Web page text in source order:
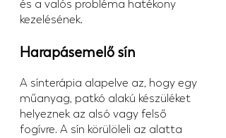
és a valós probléma hatékony
kezelésének.
Harapásemelő sín
A sínterápia alapelve az, hogy egy
műanyag, patkó alakú készüléket
helyeznek az alsó vagy felső
fogívre. A sín körülöleli az alatta